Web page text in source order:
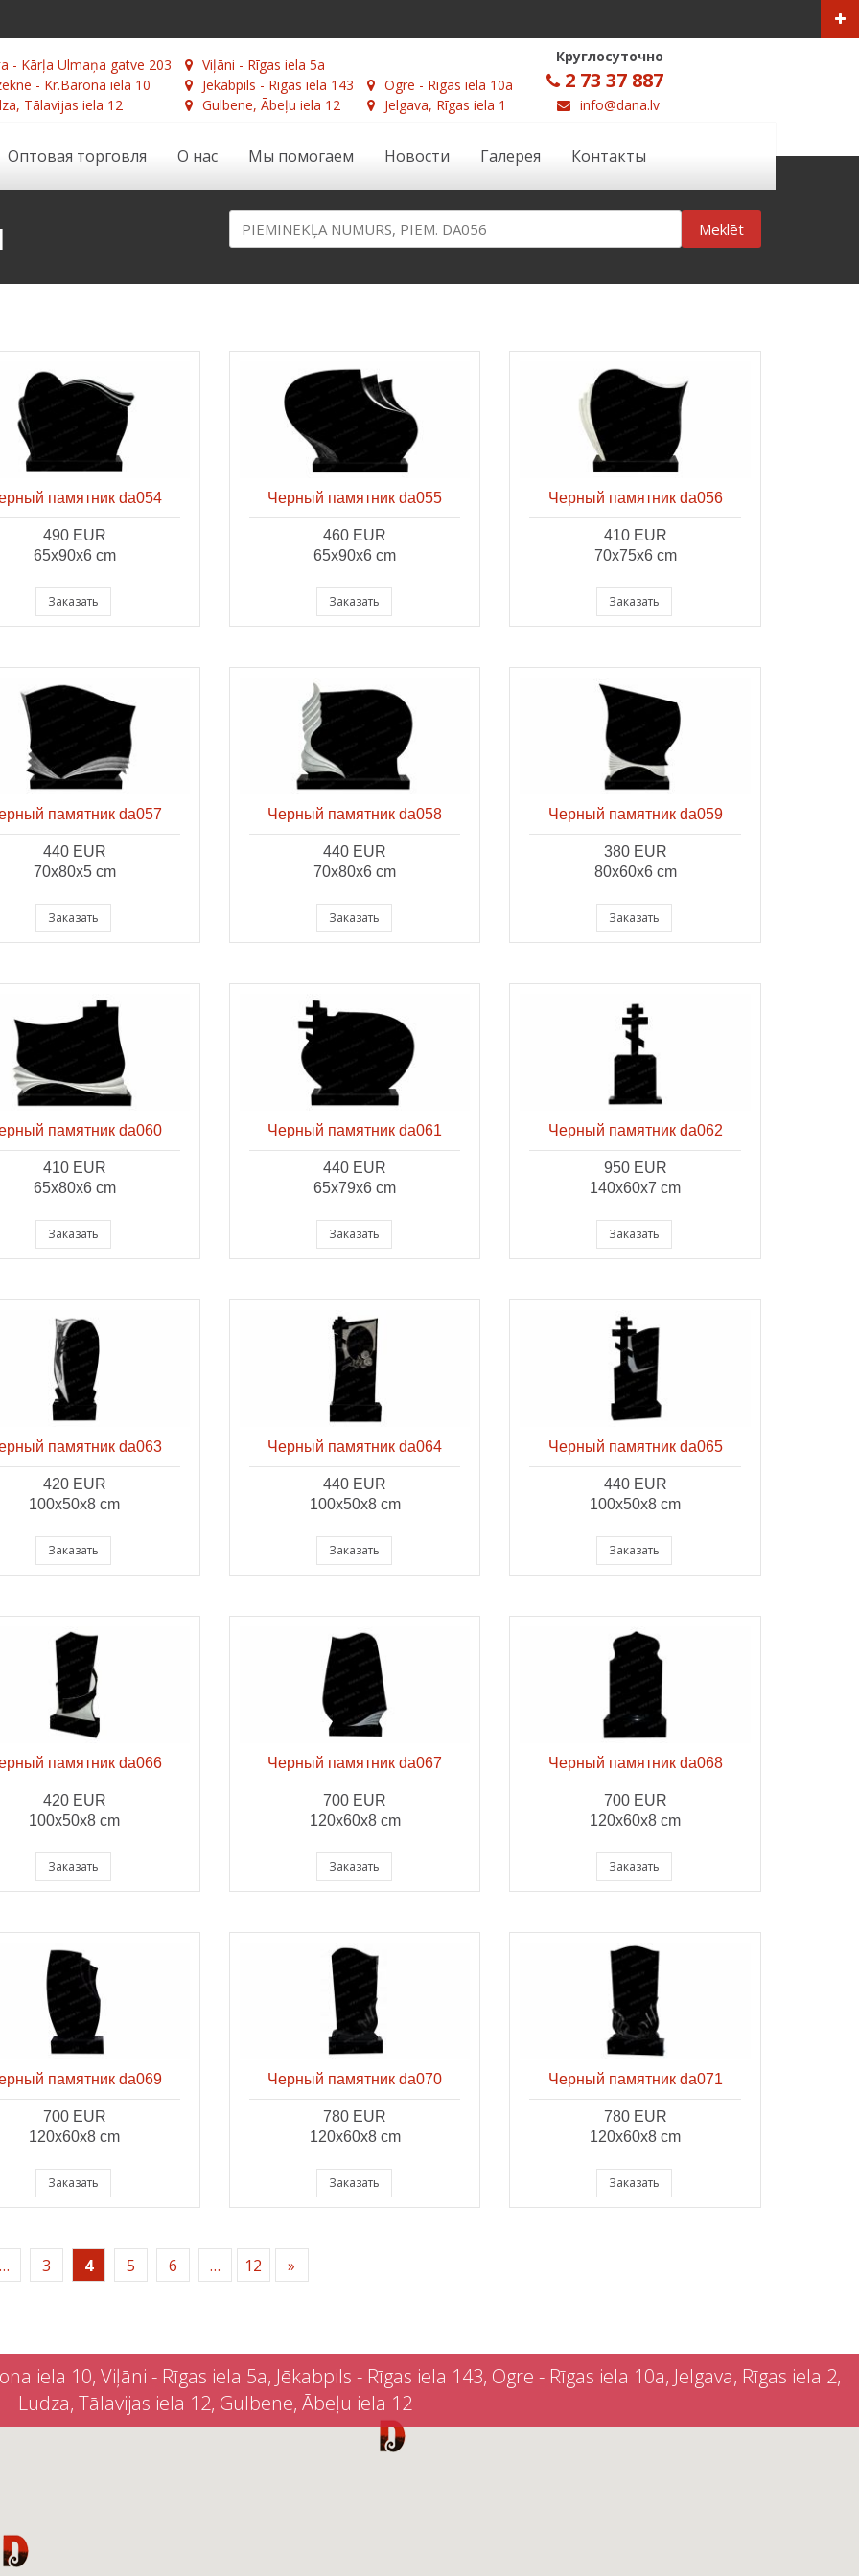
- Kārļa Ulmaņa gatve 203
- Kr.Barona iela 10
Tālavijas iela 12
Viļāni - Rīgas iela 5a
Jēkabpils - Rīgas iela 143
Gulbene, Ābeļu iela 12
Ogre - Rīgas iela 10a
Jelgava, Rīgas iela 1
Круглосуточно
2 73 37 887
info@dana.lv
Оптовая торговля О нас Мы помогаем Новости Галерея Контакты
Meklēt
памятник da054
490 EUR
65x90x6 cm
Заказать
Черный памятник da055
460 EUR
65x90x6 cm
Заказать
Черный памятник da056
410 EUR
70x75x6 cm
Заказать
памятник da057
440 EUR
70x80x5 cm
Заказать
Черный памятник da058
440 EUR
70x80x6 cm
Заказать
Черный памятник da059
380 EUR
80x60x6 cm
Заказать
памятник da060
410 EUR
65x80x6 cm
Заказать
Черный памятник da061
440 EUR
65x79x6 cm
Заказать
Черный памятник da062
950 EUR
140x60x7 cm
Заказать
памятник da063
420 EUR
100x50x8 cm
Заказать
Черный памятник da064
440 EUR
100x50x8 cm
Заказать
Черный памятник da065
440 EUR
100x50x8 cm
Заказать
памятник da066
420 EUR
100x50x8 cm
Заказать
Черный памятник da067
700 EUR
120x60x8 cm
Заказать
Черный памятник da068
700 EUR
120x60x8 cm
Заказать
памятник da069
700 EUR
120x60x8 cm
Заказать
Черный памятник da070
780 EUR
120x60x8 cm
Заказать
Черный памятник da071
780 EUR
120x60x8 cm
Заказать
3 4 5 6 … 12 »
iela 10, Viļāni - Rīgas iela 5a, Jēkabpils - Rīgas iela 143, Ogre - Rīgas iela 10a, Jelgava, Rīgas iela 2,
Ludza, Tālavijas iela 12, Gulbene, Ābeļu iela 12